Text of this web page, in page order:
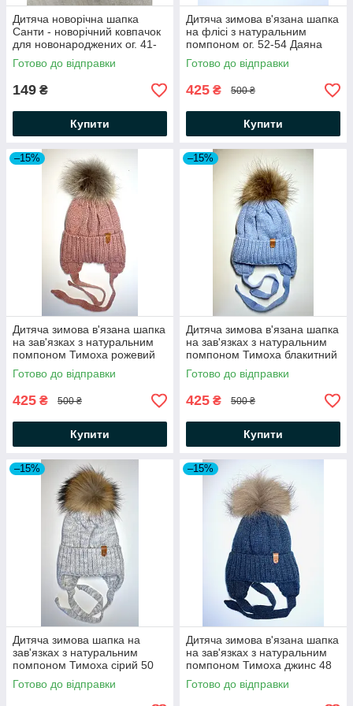
Дитяча новорічна шапка
Санти - новорічний ковпачок
для новонароджених ог. 41-
43
Готово до відправки
149 ₴
Купити
Дитяча зимова в'язана шапка
на флісі з натуральним
помпоном ог. 52-54 Даяна
пудра
Готово до відправки
425 ₴ 500 ₴
Купити
–15%
Дитяча зимова в'язана шапка
на зав'язках з натуральним
помпоном Тимоха рожевий
трояндовий
Готово до відправки
425 ₴ 500 ₴
Купити
–15%
Дитяча зимова в'язана шапка
на зав'язках з натуральним
помпоном Тимоха блакитний
Готово до відправки
425 ₴ 500 ₴
Купити
–15%
Дитяча зимова шапка на
зав'язках з натуральним
помпоном Тимоха сірий 50
Готово до відправки
–15%
Дитяча зимова в'язана шапка
на зав'язках з натуральним
помпоном Тимоха джинс 48
Готово до відправки